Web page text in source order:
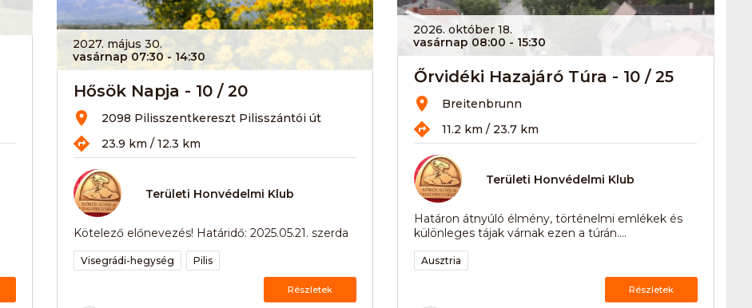
2027. május 30.
vasárnap 07:30- 14:30
Hősök Napja - 10 / 20
2098 Pilisszentkereszt Pilisszántói út
23.9 km / 12.3 km
Területi Honvédelmi Klub
Kötelező előnevezés! Határidő: 2025.05.21. szerda
Visegrádi-hegység Pilis
Részletek
2026. október 18.
vasárnap 08:00 - 15:30
Őrvidéki Hazajáró Túra - 10 / 25
Breitenbrunn
11.2 km / 23.7 km
Területi Honvédelmi Klub
Határon átnyúló élmény, történelmi emlékek és
különleges tájak várnak ezen a túrán....
Ausztria
Részletek